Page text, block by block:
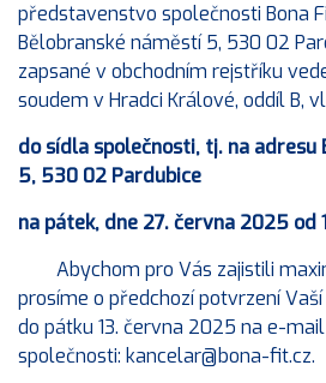
představenstvo společnosti Bona
Bělobranské náměstí 5, 530 02
zapsané v obchodním rejstříku
soudem v Hradci Králové, oddíl B,
do sídla společnosti, tj. na adresu
5, 530 02 Pardubice
na pátek, dne 27. června 2025 od
Abychom pro Vás zajistili
prosíme o předchozí potvrzení
do pátku 13. června 2025 na e-
společnosti: kancelar@bona-fit.cz.